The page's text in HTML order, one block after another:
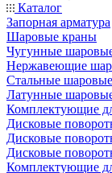
Каталог
Запорная арматура
Шаровые краны
Чугунные
Нержавеющие
Стальные
Латунные
Комплектующие
Дисковые
Дисковые
Дисковые
Комплектующие